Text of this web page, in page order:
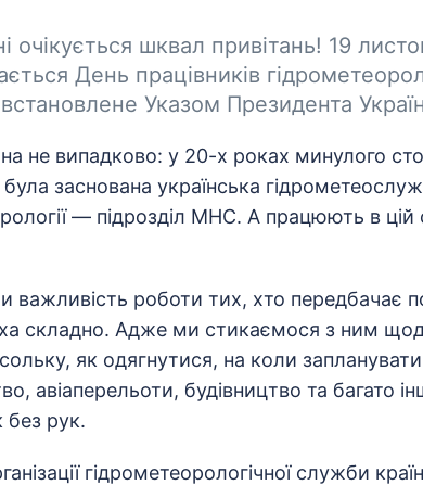
очікується шквал привітань! 19
День працівників
встановлене Указом Президента
не випадково: у 20-х роках минулого
заснована українська
— підрозділ МНС. А працюють в цій
важливість роботи тих, хто передбачає
складно. Адже ми стикаємося з ним
як одягнутися, на коли запланувати
авіаперельоти, будівництво та багато
без рук.
гідрометеорологічної служби